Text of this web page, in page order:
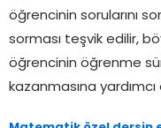
öğrencinin sorularını
sorması teşvik edilir,
öğrencinin öğrenme
kazanmasına yardımcı